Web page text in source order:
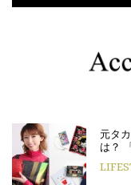
元タ
は？